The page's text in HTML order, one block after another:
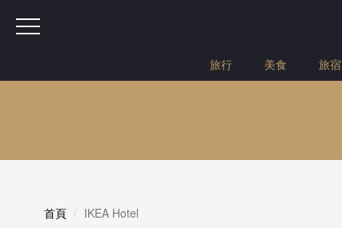
旅行 美食 旅宿
首頁 IKEA Hotel